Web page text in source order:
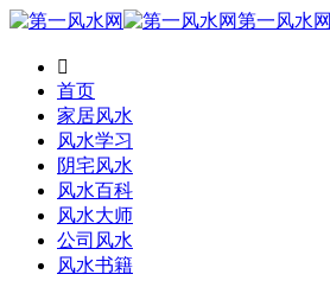
第一风水网

首页
家居风水
风水学习
阴宅风水
风水百科
风水大师
公司风水
风水书籍